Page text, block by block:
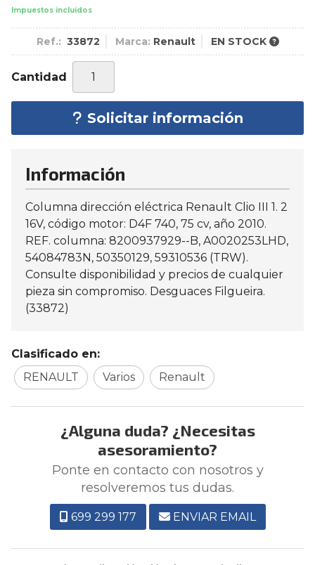
Impuestos incluidos
Ref.: 33872 Marca: Renault EN STOCK
Cantidad
Solicitar información
Información
Columna dirección eléctrica Renault Clio III 1. 2
16V, código motor: D4F 740, 75 cv, año 2010.
REF. columna: 8200937929--B, A0020253LHD,
54084783N, 50350129, 59310536 (TRW).
Consulte disponibilidad y precios de cualquier
pieza sin compromiso. Desguaces Filgueira.
(33872)
Clasificado en:
RENAULT
Varios Renault
¿Alguna duda? ¿Necesitas
asesoramiento?
Ponte en contacto con nosotros y
resolveremos tus dudas.
699 299 177 ENVIAR EMAIL